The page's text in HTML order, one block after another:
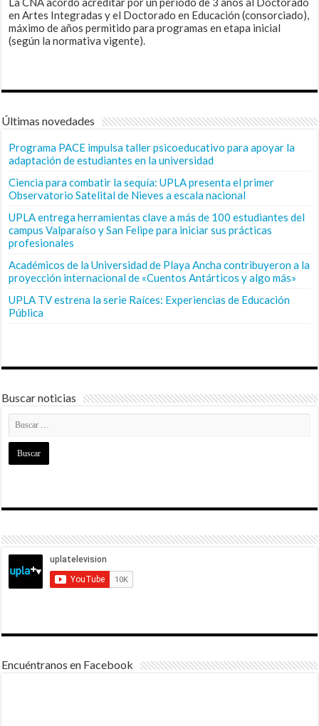
en Artes Integradas y el Doctorado en Educación (consorciado),
máximo de años permitido para programas en etapa inicial
(según la normativa vigente).
Últimas novedades
Programa PACE impulsa taller psicoeducativo para apoyar la
adaptación de estudiantes en la universidad
Ciencia para combatir la sequía: UPLA presenta el primer
Observatorio Satelital de Nieves a escala nacional
UPLA entrega herramientas clave a más de 100 estudiantes del
campus Valparaíso y San Felipe para iniciar sus prácticas
profesionales
Académicos de la Universidad de Playa Ancha contribuyeron a la
proyección internacional de «Cuentos Antárticos y algo más»
UPLA TV estrena la serie Raíces: Experiencias de Educación
Pública
Buscar noticias
Encuéntranos en Facebook